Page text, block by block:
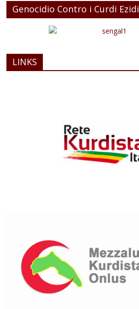
Genocidio Contro i Curdi Ezidi
LINKS